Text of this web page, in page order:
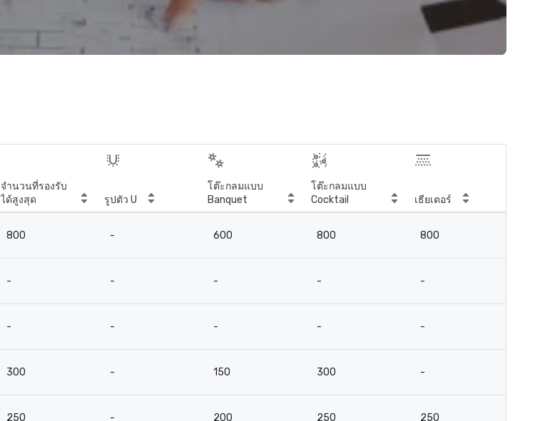
จำนวนที่รองรับ
ได้สูงสุด
รูปตัว U
โต๊ะกลมแบบ
Banquet
โต๊ะกลมแบบ
Cocktail
เธียเตอร์
800 - 600 800 800
- - - - -
- - - - -
300 - 150 300 -
250 - 200 250 250